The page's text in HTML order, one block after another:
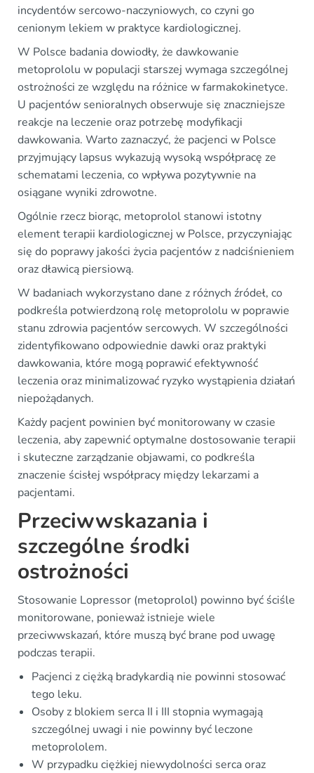
incydentów sercowo-naczyniowych, co czyni go
cenionym lekiem w praktyce kardiologicznej.
W Polsce badania dowiodły, że dawkowanie
metoprololu w populacji starszej wymaga szczególnej
ostrożności ze względu na różnice w farmakokinetyce.
U pacjentów senioralnych obserwuje się znaczniejsze
reakcje na leczenie oraz potrzebę modyfikacji
dawkowania. Warto zaznaczyć, że pacjenci w Polsce
przyjmujący lapsus wykazują wysoką współpracę ze
schematami leczenia, co wpływa pozytywnie na
osiągane wyniki zdrowotne.
Ogólnie rzecz biorąc, metoprolol stanowi istotny
element terapii kardiologicznej w Polsce, przyczyniając
się do poprawy jakości życia pacjentów z nadciśnieniem
oraz dławicą piersiową.
W badaniach wykorzystano dane z różnych źródeł, co
podkreśla potwierdzoną rolę metoprololu w poprawie
stanu zdrowia pacjentów sercowych. W szczególności
zidentyfikowano odpowiednie dawki oraz praktyki
dawkowania, które mogą poprawić efektywność
leczenia oraz minimalizować ryzyko wystąpienia działań
niepożądanych.
Każdy pacjent powinien być monitorowany w czasie
leczenia, aby zapewnić optymalne dostosowanie terapii
i skuteczne zarządzanie objawami, co podkreśla
znaczenie ścisłej współpracy między lekarzami a
pacjentami.
Przeciwwskazania i
szczególne środki
ostrożności
Stosowanie Lopressor (metoprolol) powinno być ściśle
monitorowane, ponieważ istnieje wiele
przeciwwskazań, które muszą być brane pod uwagę
podczas terapii.
Pacjenci z ciężką bradykardią nie powinni stosować
tego leku.
Osoby z blokiem serca II i III stopnia wymagają
szczególnej uwagi i nie powinny być leczone
metoprololem.
W przypadku ciężkiej niewydolności serca oraz